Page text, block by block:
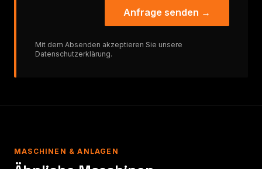
Anfrage senden →
Mit dem Absenden akzeptieren Sie unsere
Datenschutzerklärung.
MASCHINEN & ANLAGEN